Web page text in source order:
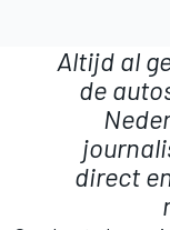
Altijd al
de
direct